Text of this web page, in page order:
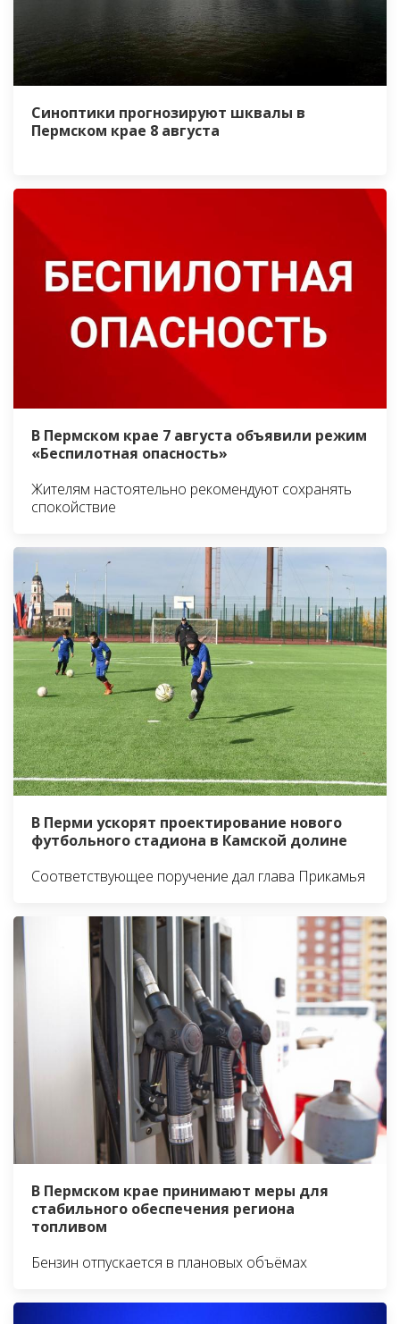
Синоптики прогнозируют шквалы в
Пермском крае 8 августа
В Пермском крае 7 августа объявили режим
«Беспилотная опасность»
Жителям настоятельно рекомендуют сохранять
спокойствие
В Перми ускорят проектирование нового
футбольного стадиона в Камской долине
Соответствующее поручение дал глава Прикамья
В Пермском крае принимают меры для
стабильного обеспечения региона
топливом
Бензин отпускается в плановых объёмах